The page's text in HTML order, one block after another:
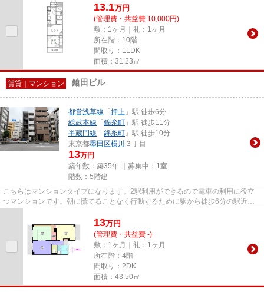
13.1万円
(管理費・共益費 10,000円)
敷：1ヶ月｜礼：1ヶ月
所在階：10階
間取り：1LDK
面積：31.23㎡
賃貸｜マンション 鎗田ビル
都営浅草線 「 押上 」駅 徒歩6分
総武本線 「 錦糸町 」駅 徒歩11分
半蔵門線 「 錦糸町 」駅 徒歩10分
東京都墨田区横川 ３丁目
13万円
築年数：築35年 ｜募集中： 1室
階数：5階建
こちらはマンションタイプになります。2駅利用ができるので電車の利用に役立
つマンションです。朝に慌てることなく行動するために駅から徒歩6分の駅近マ
13万円
(管理費・共益費 -)
敷：1ヶ月｜礼：1ヶ月
所在階：4階
間取り：2DK
面積：43.50㎡